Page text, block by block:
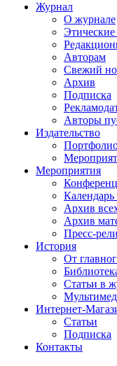
Журнал
О журнале
Авторам
Свежий
Архив
Подписка
Авторы
Издательство
Мероприятия
Архив
Архив
Пресс-
История
От
Статьи в
Интернет-
Статьи
Подписка
Контакты